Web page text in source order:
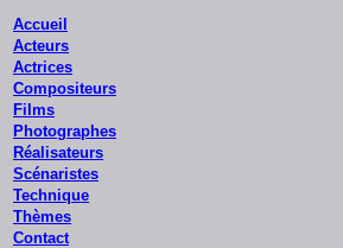
Accueil
Acteurs
Actrices
Compositeurs
Films
Photographes
Réalisateurs
Scénaristes
Technique
Thèmes
Contact